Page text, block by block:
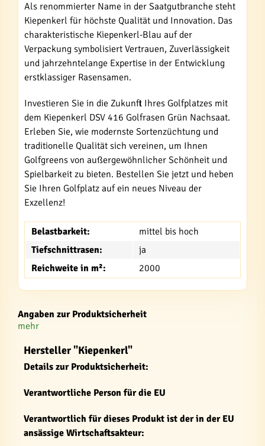
Als renommierter Name in der Saatgutbranche steht
Kiepenkerl für höchste Qualität und Innovation. Das
charakteristische Kiepenkerl-Blau auf der
Verpackung symbolisiert Vertrauen, Zuverlässigkeit
und jahrzehntelange Expertise in der Entwicklung
erstklassiger Rasensamen.
Investieren Sie in die Zukunft Ihres Golfplatzes mit
dem Kiepenkerl DSV 416 Golfrasen Grün Nachsaat.
Erleben Sie, wie modernste Sortenzüchtung und
traditionelle Qualität sich vereinen, um Ihnen
Golfgreens von außergewöhnlicher Schönheit und
Spielbarkeit zu bieten. Bestellen Sie jetzt und heben
Sie Ihren Golfplatz auf ein neues Niveau der
Exzellenz!
Belastbarkeit:
mittel bis hoch
Tiefschnittrasen:
ja
Reichweite in m²:
2000
Angaben zur Produktsicherheit
mehr
Hersteller "Kiepenkerl"
Details zur Produktsicherheit:
Verantwortliche Person für die EU
Verantwortlich für dieses Produkt ist der in der EU
ansässige Wirtschaftsakteur: